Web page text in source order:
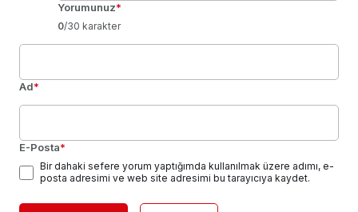
Yorumunuz*
0/30 karakter
Ad*
E-Posta*
Bir dahaki sefere yorum yaptığımda kullanılmak üzere adımı, e-
posta adresimi ve web site adresimi bu tarayıcıya kaydet.